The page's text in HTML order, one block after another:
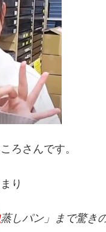
ろさんです。
り
蒸しパン」まで驚き